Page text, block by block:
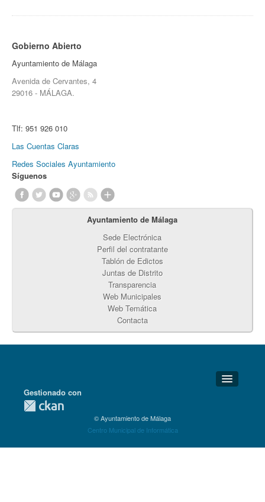
Gobierno Abierto
Ayuntamiento de Málaga
Avenida de Cervantes, 4
29016 - MÁLAGA.
Tlf: 951 926 010
Las Cuentas Claras
Redes Sociales Ayuntamiento
Síguenos
Ayuntamiento de Málaga
Sede Electrónica
Perfil del contratante
Tablón de Edictos
Juntas de Distrito
Transparencia
Web Municipales
Web Temática
Contacta
Detalles Técnicos
Gestionado con
© Ayuntamiento de Málaga
Centro Municipal de Informática